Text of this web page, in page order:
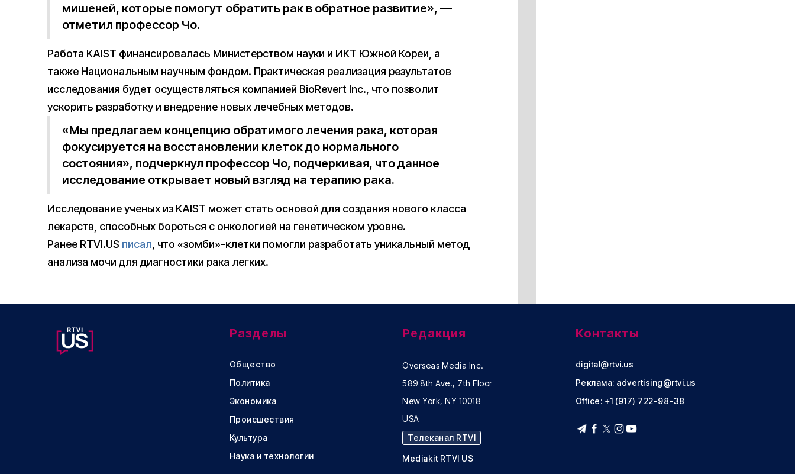
мишеней, которые помогут обратить рак в обратное развитие», —
отметил профессор Чо.
Работа KAIST финансировалась Министерством науки и ИКТ Южной Кореи, а
также Национальным научным фондом. Практическая реализация результатов
исследования будет осуществляться компанией BioRevert Inc., что позволит
ускорить разработку и внедрение новых лечебных методов.
«Мы предлагаем концепцию обратимого лечения рака, которая
фокусируется на восстановлении клеток до нормального
состояния», подчеркнул профессор Чо, подчеркивая, что данное
исследование открывает новый взгляд на терапию рака.
Исследование ученых из KAIST может стать основой для создания нового класса
лекарств, способных бороться с онкологией на генетическом уровне.
Ранее RTVI.US писал, что «зомби»-клетки помогли разработать уникальный метод
анализа мочи для диагностики рака легких.
Разделы
Общество
Политика
Экономика
Происшествия
Культура
Наука и технологии
Редакция
Overseas Media Inc.
589 8th Ave., 7th Floor
New York, NY 10018
USA
Телеканал RTVI
Mediakit RTVI US
Контакты
digital@rtvi.us
Реклама: advertising@rtvi.us
Office: +1 (917) 722-98-38